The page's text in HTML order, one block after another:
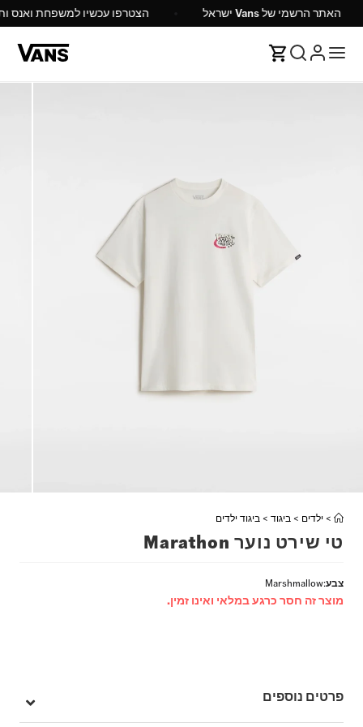
האתר הרשמי של Vans ישראל הצטרפו עכשיו למשפחת ואנס ותקבלו
> ילדים > ביגוד > ביגוד ילדים
טי שירט נוער Marathon
צבע:
Marshmallow
מוצר זה חסר כרגע במלאי ואינו זמין.
פרטים נוספים